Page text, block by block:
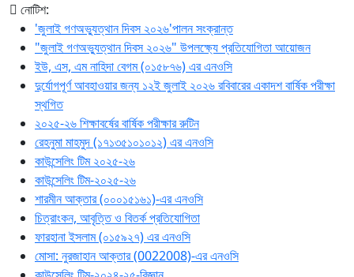
নোটিশ:
'জুলাই গণঅভ্যুত্থান দিবস ২০২৬'পালন সংক্রান্ত
"জুলাই গণঅভ্যুত্থান দিবস ২০২৬" উপলক্ষ্যে প্রতিযোগিতা আয়োজন
ইউ, এস, এম নাহিদা বেগম (০১৫৮৭৬) এর এনওসি
দুর্যোগপূর্ণ আবহাওয়ার জন্য ১২ই জুলাই ২০২৬ রবিবারের একাদশ বার্ষিক পরীক্ষা
স্থগিত
২০২৫-২৬ শিক্ষাবর্ষের বার্ষিক পরীক্ষার রুটিন
রেহনুমা মাহমুদ (১৭১৩৫১০১০১২) এর এনওসি
কাউন্সেলিং টিম ২০২৫-২৬
কাউন্সেলিং টিম-২০২৫-২৬
শারমীন আক্তার (০০০১৫১৬১)-এর এনওসি
চিত্রাংকন, আবৃত্তি ও বিতর্ক প্রতিযোগিতা
ফারহানা ইসলাম (০১৫৯২৭) এর এনওসি
মোসা: নুরজাহান আক্তার (0022008)-এর এনওসি